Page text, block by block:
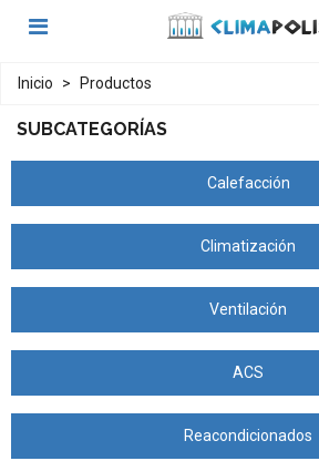
Inicio > Productos
SUBCATEGORÍAS
Calefacción
Climatización
Ventilación
ACS
Reacondicionados